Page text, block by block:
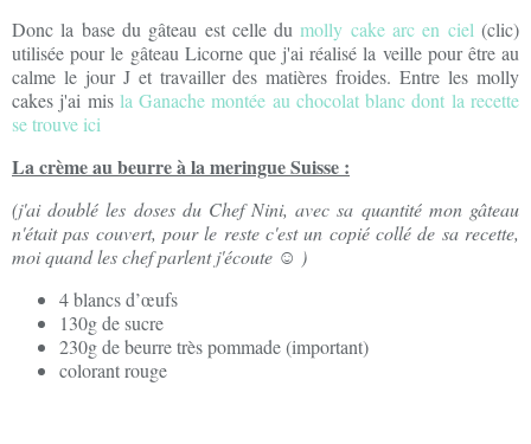
Donc la base du gâteau est celle dumolly cake arc en ciel (clic)
utilisée pour le gâteau Licorne que j'ai réalisé la veille pour être au
calme le jour J et travailler des matières froides. Entre les molly
cakes j'ai mis la Ganache montée au chocolat blanc dont la recette
se trouve ici
La crème au beurre à la meringue Suisse :
(j'ai doublé les doses du Chef Nini, avec sa quantité mon gâteau
n'était pas couvert, pour le reste c'est un copié collé de sa recette,
moi quand les chef parlent j'écoute ☺ )
4 blancs d’œufs
130g de sucre
230g de beurre très pommade (important)
colorant rouge